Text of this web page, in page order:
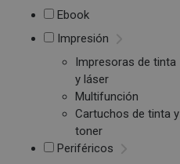
Ebook
Impresión
Impresoras de tinta
y láser
Multifunción
Cartuchos de tinta y
toner
Periféricos